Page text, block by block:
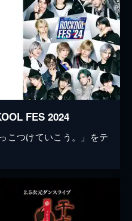
FES 2024
こつけていこう。」をテ